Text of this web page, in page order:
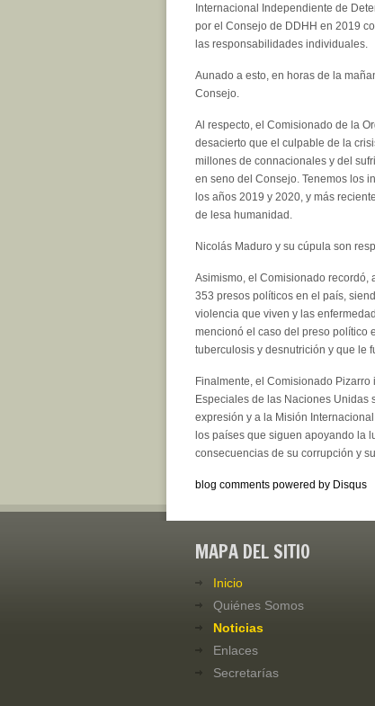
Internacional Independiente de
por el Consejo de DDHH en 2019
las responsabilidades individuales.
Aunado a esto, en horas de la
Consejo.
Al respecto, el Comisionado de la
desacierto que el culpable de la
millones de connacionales y del
en seno del Consejo. Tenemos los
los años 2019 y 2020, y más
de lesa humanidad.
Nicolás Maduro y su cúpula son
Asimismo, el Comisionado recordó,
353 presos políticos en el país,
violencia que viven y las
mencionó el caso del preso político
tuberculosis y desnutrición y que le
Finalmente, el Comisionado
Especiales de las Naciones Unidas
expresión y a la Misión
los países que siguen apoyando la
consecuencias de su corrupción y
blog comments powered by Disqus
MAPA DEL SITIO
Inicio
Quiénes Somos
Noticias
Enlaces
Secretarías